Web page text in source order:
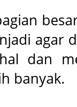
agar
dan
banyak.